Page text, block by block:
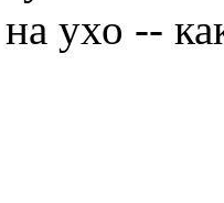
ухо --